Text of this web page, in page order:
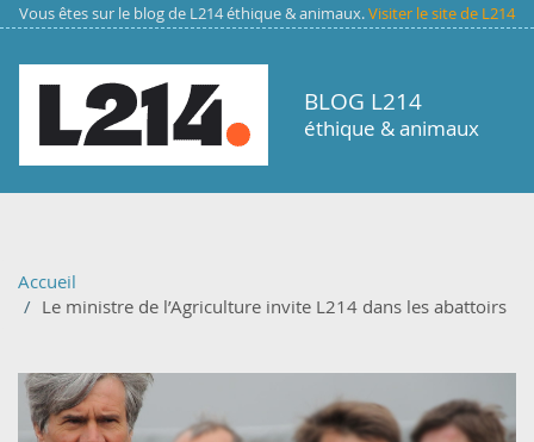
Aller au contenu principal
Vous êtes sur le blog de L214 éthique & animaux.Visiter le site de L214
BLOG L214
éthique & animaux
Accueil
Le ministre de l’Agriculture invite L214 dans les abattoirs